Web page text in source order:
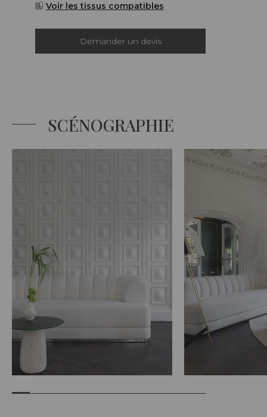
Voir les tissus compatibles
Demander un devis
SCÉNOGRAPHIE